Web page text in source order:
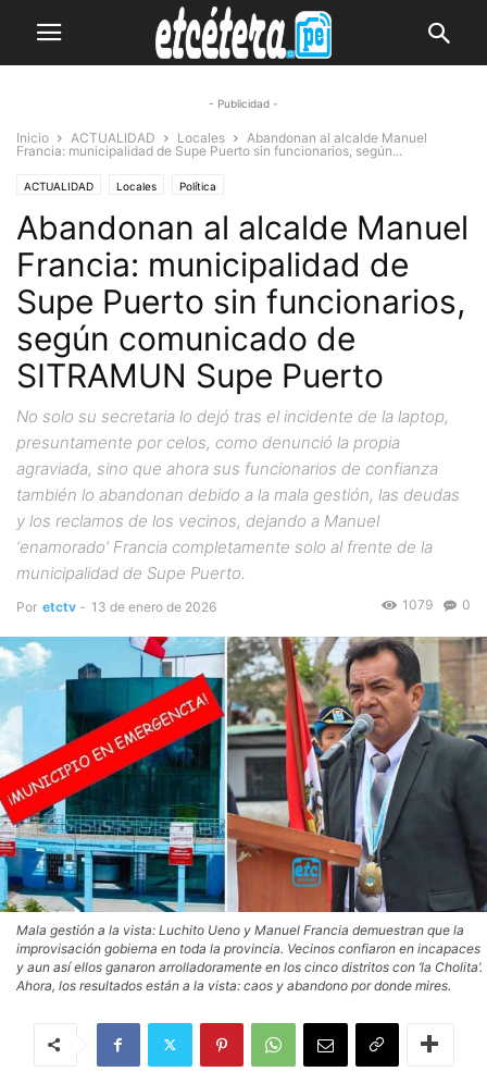
- Publicidad -
Inicio ACTUALIDAD Locales
Abandonan al alcalde Manuel
Francia: municipalidad de Supe Puerto sin funcionarios, según...
ACTUALIDAD Locales Política
Abandonan al alcalde Manuel
Francia: municipalidad de
Supe Puerto sin funcionarios,
según comunicado de
SITRAMUN Supe Puerto
No solo su secretaria lo dejó tras el incidente de la laptop,
presuntamente por celos, como denunció la propia
agraviada, sino que ahora sus funcionarios de confianza
también lo abandonan debido a la mala gestión, las deudas
y los reclamos de los vecinos, dejando a Manuel
‘enamorado’ Francia completamente solo al frente de la
municipalidad de Supe Puerto.
Por etctv - 13 de enero de 2026 0
1079
Mala gestión a la vista: Luchito Ueno y Manuel Francia demuestran que la
improvisación gobierna en toda la provincia. Vecinos confiaron en incapaces
y aun así ellos ganaron arrolladoramente en los cinco distritos con ‘la Cholita’.
Ahora, los resultados están a la vista: caos y abandono por donde mires.